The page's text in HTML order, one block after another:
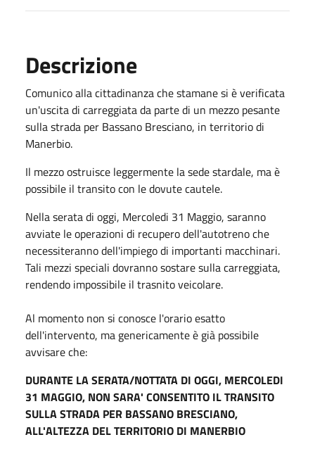
Descrizione
Comunico alla cittadinanza che stamane si è verificata
un'uscita di carreggiata da parte di un mezzo pesante
sulla strada per Bassano Bresciano, in territorio di
Manerbio.
Il mezzo ostruisce leggermente la sede stardale, ma è
possibile il transito con le dovute cautele.
Nella serata di oggi, Mercoledi 31 Maggio, saranno
avviate le operazioni di recupero dell'autotreno che
necessiteranno dell'impiego di importanti macchinari.
Tali mezzi speciali dovranno sostare sulla carreggiata,
rendendo impossibile il trasnito veicolare.
Al momento non si conosce l'orario esatto
dell'intervento, ma genericamente è già possibile
avvisare che:
DURANTE LA SERATA/NOTTATA DI OGGI, MERCOLEDI
31 MAGGIO, NON SARA' CONSENTITO IL TRANSITO
SULLA STRADA PER BASSANO BRESCIANO,
ALL'ALTEZZA DEL TERRITORIO DI MANERBIO